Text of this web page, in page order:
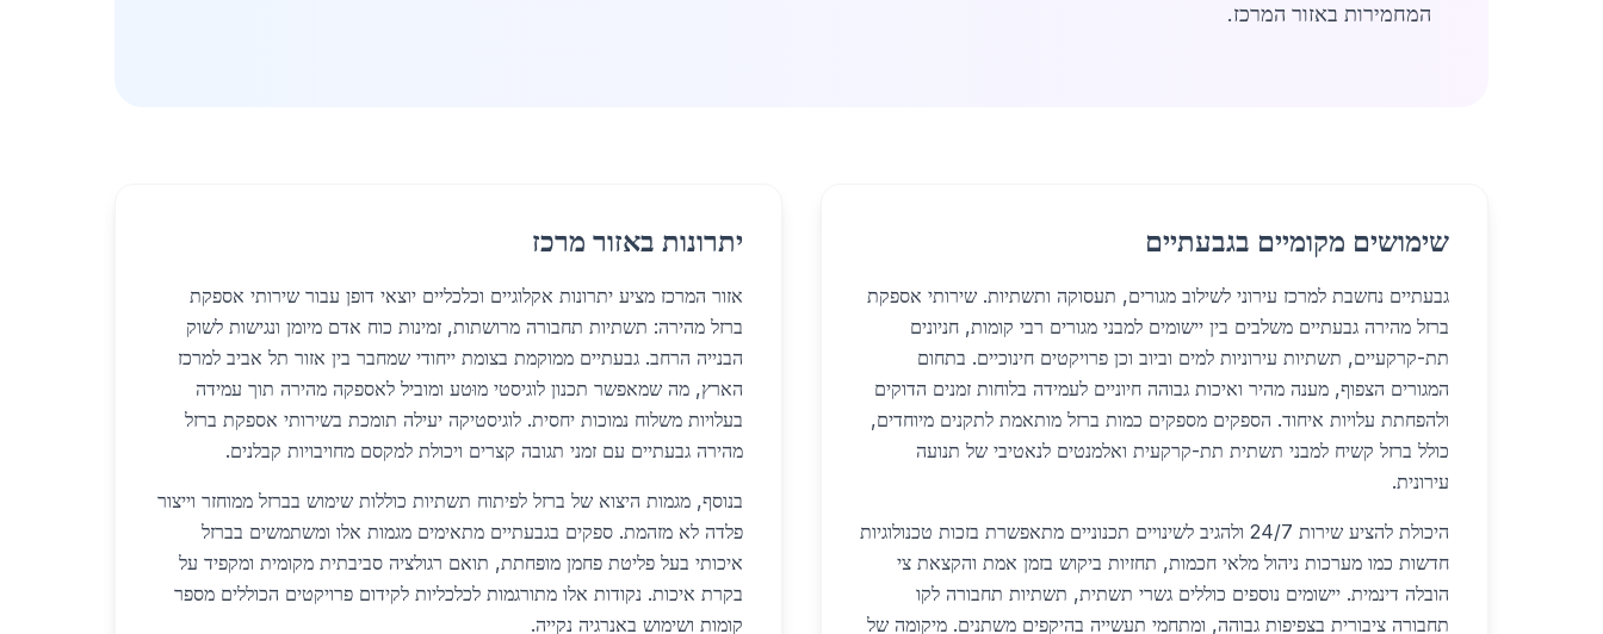
המחמירות באזור המרכז.
שימושים מקומיים בגבעתיים
גבעתיים נחשבת למרכז עירוני לשילוב מגורים, תעסוקה ותשתיות. שירותי אספקת
ברזל מהירה גבעתיים משלבים בין יישומים למבני מגורים רבי קומות, חניונים
תת-קרקעיים, תשתיות עירוניות למים וביוב וכן פרויקטים חינוכיים. בתחום
המגורים הצפוף, מענה מהיר ואיכות גבוהה חיוניים לעמידה בלוחות זמנים הדוקים
ולהפחתת עלויות איחוד. הספקים מספקים כמות ברזל מותאמת לתקנים מיוחדים,
כולל ברזל קשיח למבני תשתית תת-קרקעית ואלמנטים לנאטיבי של תנועה
עירונית.
היכולת להציע שירות 24/7 ולהגיב לשינויים תכנוניים מתאפשרת בזכות טכנולוגיות
חדשות כמו מערכות ניהול מלאי חכמות, תחזיות ביקוש בזמן אמת והקצאת צי
הובלה דינמית. יישומים נוספים כוללים גשרי תשתית, תשתיות תחבורה לקו
תחבורה ציבורית בצפיפות גבוהה, ומתחמי תעשייה בהיקפים משתנים. מיקומה של
יתרונות באזור מרכז
אזור המרכז מציע יתרונות אקלוגיים וכלכליים יוצאי דופן עבור שירותי אספקת
ברזל מהירה: תשתיות תחבורה מרושתות, זמינות כוח אדם מיומן ונגישות לשוק
הבנייה הרחב. גבעתיים ממוקמת בצומת ייחודי שמחבר בין אזור תל אביב למרכז
הארץ, מה שמאפשר תכנון לוגיסטי מוּטע ומוביל לאספקה מהירה תוך עמידה
בעלויות משלוח נמוכות יחסית. לוגיסטיקה יעילה תומכת בשירותי אספקת ברזל
מהירה גבעתיים עם זמני תגובה קצרים ויכולת למקסם מחויבויות קבלנים.
בנוסף, מגמות היצוא של ברזל לפיתוח תשתיות כוללות שימוש בברזל ממוחזר וייצור
פלדה לא מזהמת. ספקים בגבעתיים מתאימים מגמות אלו ומשתמשים בברזל
איכותי בעל פליטת פחמן מופחתת, תואם רגולציה סביבתית מקומית ומקפיד על
בקרת איכות. נקודות אלו מתורגמות לכלכליות לקידום פרויקטים הכוללים מספר
קומות ושימוש באנרגיה נקייה.